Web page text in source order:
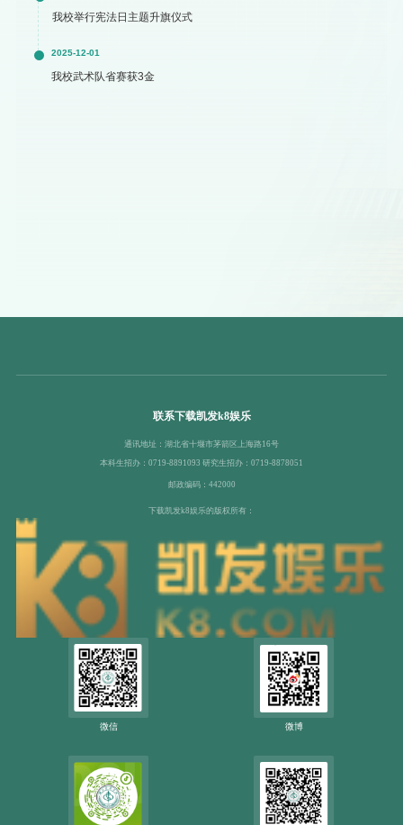
我校举行宪法日主题升旗仪式
2025-12-01
我校武术队省赛获3金
联系下载凯发k8娱乐
通讯地址：湖北省十堰市茅箭区上海路16号
本科生招办：0719-8891093 研究生招办：0719-8878051
邮政编码：442000
下载凯发k8娱乐的版权所有：
微信 微博